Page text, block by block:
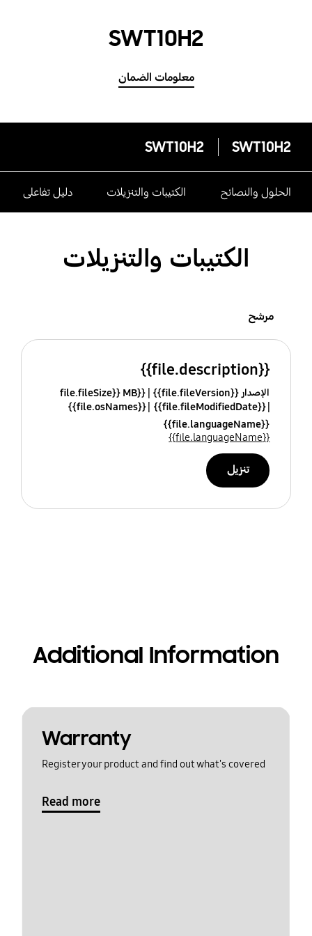
SWT10H2
معلومات الضمان
SWT10H2
SWT10H2
الحلول والنصائح الكتيبات والتنزيلات دليل تفاعلى
الكتيبات والتنزيلات
مرشح
{{file.description}}
الإصدار {{file.fileVersion}}
{{file.fileSize}} MB
{{file.fileModifiedDate}}
{{file.osNames}}
{{file.languageName}}
{{file.languageName}}
تنزيل
Additional Information
Warranty
Register your product and find out what's covered
Read more